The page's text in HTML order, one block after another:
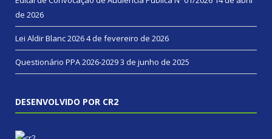
de 2026
Lei Aldir Blanc 20264 de fevereiro de 2026
Questionário PPA 2026-20293 de junho de 2025
DESENVOLVIDO POR CR2